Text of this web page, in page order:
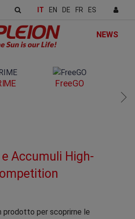
IT EN DE FR ES
NEWS
FreeGO
Accumuli High-
prodotto per scoprirne le